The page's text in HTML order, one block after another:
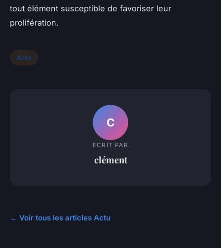
tout élément susceptible de favoriser leur
prolifération.
Actu
C
ECRIT PAR
clément
← Voir tous les articles Actu